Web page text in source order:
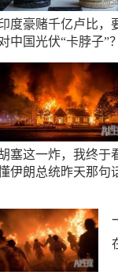
度豪赌千亿卢比，
中国光伏“卡脖子”？
塞这一炸，我终于
伊朗总统昨天那句